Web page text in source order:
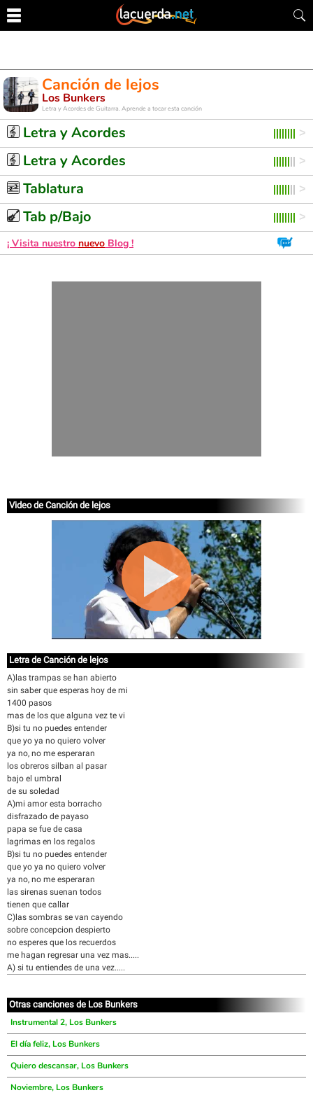
Canción de lejos
Los Bunkers
Letra y Acordes de Guitarra. Aprende a tocar esta canción
Letra y Acordes
Letra y Acordes
Tablatura
Tab p/Bajo
¡ Visita nuestro nuevo Blog !
Video de Canción de lejos
Letra de Canción de lejos
A)las trampas se han abierto
sin saber que esperas hoy de mi
1400 pasos
mas de los que alguna vez te vi
B)si tu no puedes entender
que yo ya no quiero volver
ya no, no me esperaran
los obreros silban al pasar
bajo el umbral
de su soledad
A)mi amor esta borracho
disfrazado de payaso
papa se fue de casa
lagrimas en los regalos
B)si tu no puedes entender
que yo ya no quiero volver
ya no, no me esperaran
las sirenas suenan todos
tienen que callar
C)las sombras se van cayendo
sobre concepcion despierto
no esperes que los recuerdos
me hagan regresar una vez mas.....
A) si tu entiendes de una vez.....
Otras canciones de Los Bunkers
Instrumental 2, Los Bunkers
El día feliz, Los Bunkers
Quiero descansar, Los Bunkers
Noviembre, Los Bunkers